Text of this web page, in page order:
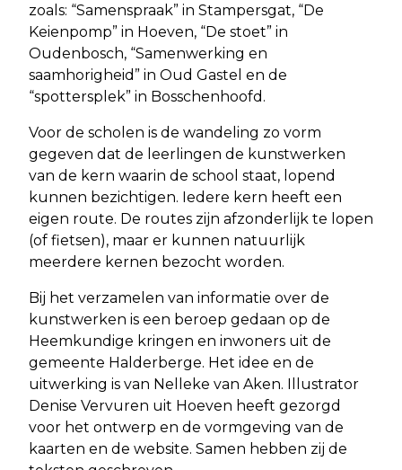
zoals: “Samenspraak” in Stampersgat, “De
Keienpomp” in Hoeven, “De stoet” in
Oudenbosch, “Samenwerking en
saamhorigheid” in Oud Gastel en de
“spottersplek” in Bosschenhoofd.
Voor de scholen is de wandeling zo vorm
gegeven dat de leerlingen de kunstwerken
van de kern waarin de school staat, lopend
kunnen bezichtigen. Iedere kern heeft een
eigen route. De routes zijn afzonderlijk te lopen
(of fietsen), maar er kunnen natuurlijk
meerdere kernen bezocht worden.
Bij het verzamelen van informatie over de
kunstwerken is een beroep gedaan op de
Heemkundige kringen en inwoners uit de
gemeente Halderberge. Het idee en de
uitwerking is van Nelleke van Aken. Illustrator
Denise Vervuren uit Hoeven heeft gezorgd
voor het ontwerp en de vormgeving van de
kaarten en de website. Samen hebben zij de